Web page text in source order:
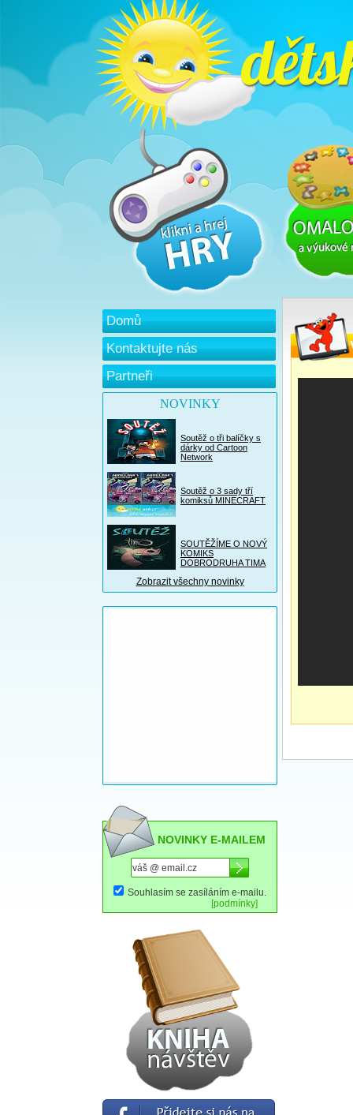
Domů
Kontaktujte nás
Partneři
NOVINKY
Soutěž o tři balíčky s
dárky od Cartoon
Network
Soutěž o 3 sady tří
komiksů MINECRAFT
SOUTĚŽÍME O NOVÝ
KOMIKS
DOBRODRUHA TIMA
Zobrazit všechny novinky
NOVINKY E-MAILEM
Souhlasím se zasíláním e-mailu.
[podmínky]